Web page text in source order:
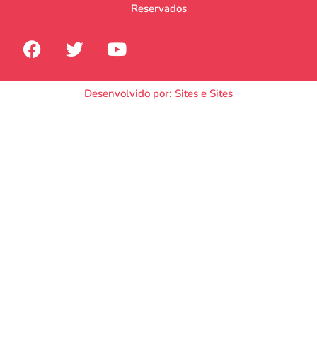
Reservados
Desenvolvido por: Sites e Sites